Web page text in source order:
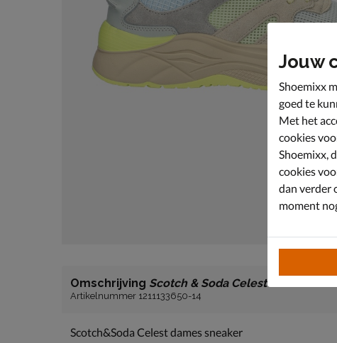
Omschrijving Scotch & Soda Celest
Artikelnummer 1211133650-14
Scotch&Soda Celest dames sneaker
Jouw
Shoemixx
goed te
Met het
cookies
Shoemixx,
cookies
dan verder
moment